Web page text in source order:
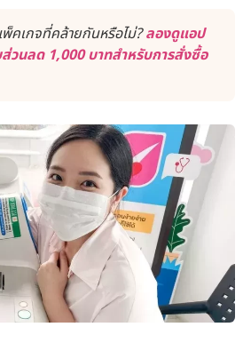
คเกจที่คล้ายกันหรือไม่?ลองดูแอป
นลด 1,000 บาทสำหรับการสั่งซื้อ